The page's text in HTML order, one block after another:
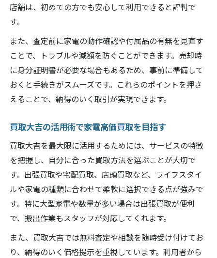
店舗は、初めての方でも安心して利用できると評判で
す。
また、査定前に家電の動作確認や付属品の有無を見直す
ことで、トラブルや減額を防ぐことができます。売却時
に身分証明書が必要な場合もあるため、事前に準備して
おくと手続きがスムーズです。これらのポイントを押さ
えることで、納得のいく取引が実現できます。
買取大吉の活用術で家電高価買取を目指す
買取大吉を最大限に活用するためには、サービスの特徴
を把握し、自分に合った買取方法を選ぶことが大切で
す。出張買取や宅配買取、店頭買取など、ライフスタイ
ルや家電の種類に合わせて柔軟に選択できる点が強みで
す。特に大型家電や数量が多い場合は出張買取が便利
で、搬出作業もスタッフが対応してくれます。
また、買取大吉では無料査定や相談を随時受け付けてお
り、納得のいく価格提示を重視しています。利用者から